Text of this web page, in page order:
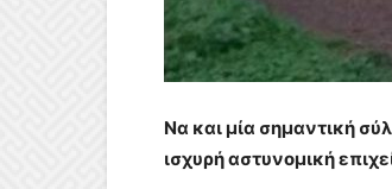
Να και μία σημαντική
ισχυρή αστυνομική